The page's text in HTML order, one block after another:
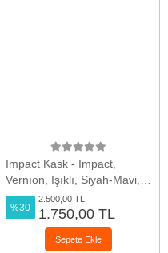
Impact Kask - Impact,
Vernıon, Işıklı, Siyah-Mavi,
M
%30
2.500,00 TL
1.750,00 TL
Sepete Ekle